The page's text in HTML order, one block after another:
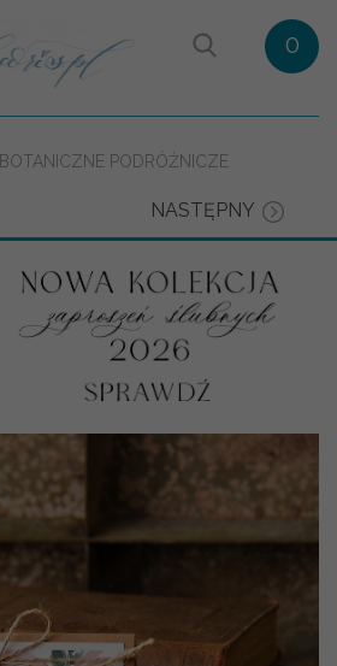
0
BOTANICZNE PODRÓŻNICZE
NASTĘPNY